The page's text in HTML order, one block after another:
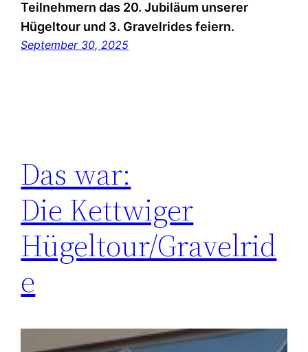
Teilnehmern das 20. Jubiläum unserer
Hügeltour und 3. Gravelrides feiern.
September 30, 2025
Das war:
Die Kettwiger
Hügeltour/Gravelrid
e